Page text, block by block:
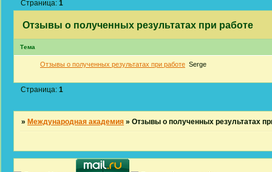
Отзывы о полученных результатах при работе
Страница:1
Тема
Отзывы о полученных результатах при работе Serge
Страница:1
» Международная академия »Отзывы о полученных результатах